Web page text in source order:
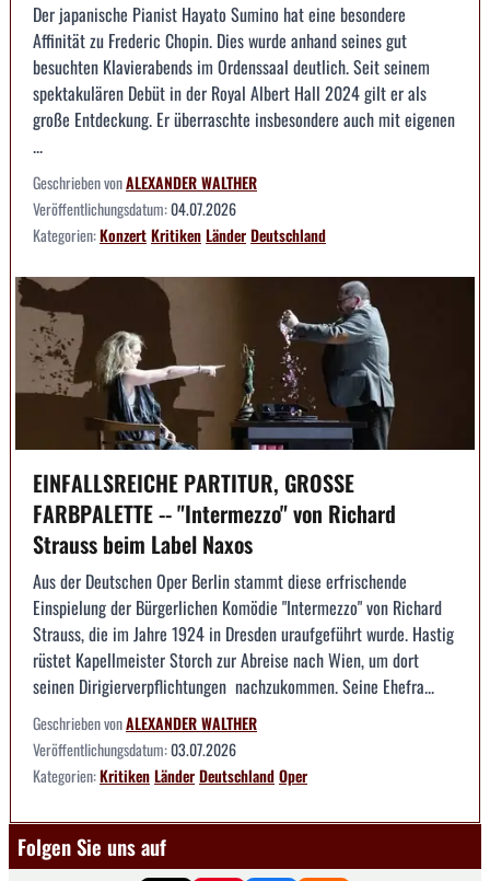
Der japanische Pianist Hayato Sumino hat eine besondere
Affinität zu Frederic Chopin. Dies wurde anhand seines gut
besuchten Klavierabends im Ordenssaal deutlich. Seit seinem
spektakulären Debüt in der Royal Albert Hall 2024 gilt er als
große Entdeckung. Er überraschte insbesondere auch mit eigenen
...
Geschrieben vonALEXANDER WALTHER
Veröffentlichungsdatum:04.07.2026
Kategorien:KonzertKritikenLänderDeutschland
EINFALLSREICHE PARTITUR, GROSSE
FARBPALETTE -- "Intermezzo" von Richard
Strauss beim Label Naxos
Aus der Deutschen Oper Berlin stammt diese erfrischende
Einspielung der Bürgerlichen Komödie "Intermezzo" von Richard
Strauss, die im Jahre 1924 in Dresden uraufgeführt wurde. Hastig
rüstet Kapellmeister Storch zur Abreise nach Wien, um dort
seinen Dirigierverpflichtungen nachzukommen. Seine Ehefra...
Geschrieben vonALEXANDER WALTHER
Veröffentlichungsdatum:03.07.2026
Kategorien:KritikenLänderDeutschlandOper
Folgen Sie uns auf